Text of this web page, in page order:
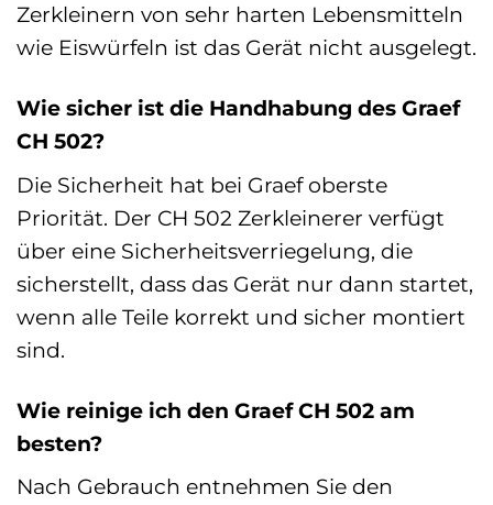
Zerkleinern von sehr harten Lebensmitteln
wie Eiswürfeln ist das Gerät nicht ausgelegt.
Wie sicher ist die Handhabung des Graef
CH 502?
Die Sicherheit hat bei Graef oberste
Priorität. Der CH 502 Zerkleinerer verfügt
über eine Sicherheitsverriegelung, die
sicherstellt, dass das Gerät nur dann startet,
wenn alle Teile korrekt und sicher montiert
sind.
Wie reinige ich den Graef CH 502 am
besten?
Nach Gebrauch entnehmen Sie den